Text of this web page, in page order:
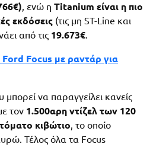
, ενώ η Titanium είναι η πιο
εκδόσεις (τις μη ST-Line και
από τις 19.673€.
Ford Focus με ραντάρ για
μπορεί να παραγγείλει κανείς
τον 1.500αρη ντίζελ των 120
κιβώτιο, το οποίο
Τέλος όλα τα Focus